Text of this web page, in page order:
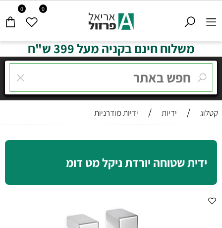
0 0
משלוח חינם בקניה מעל 399 ש"ח
קטלוג / ידיות / ידיות מודרניות
ידית שטוחה יורדת ניקל מט דומ